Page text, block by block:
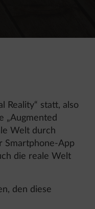
Reality“ statt, also
„Augmented
Welt durch
Smartphone-App
die reale Welt
den diese